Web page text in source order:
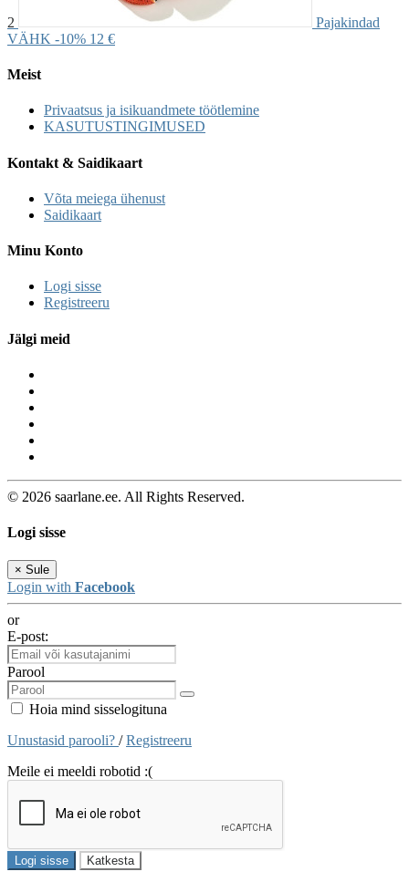
2
Pajakindad
VÄHK -10% 12 €
Meist
Privaatsus ja isikuandmete töötlemine
KASUTUSTINGIMUSED
Kontakt & Saidikaart
Võta meiega ühenust
Saidikaart
Minu Konto
Logi sisse
Registreeru
Jälgi meid
© 2026 saarlane.ee. All Rights Reserved.
Logi sisse
× Sule
Login with Facebook
or
E-post:
Parool
Hoia mind sisselogituna
Unustasid parooli? /Registreeru
Meile ei meeldi robotid :(
Logi sisse Katkesta